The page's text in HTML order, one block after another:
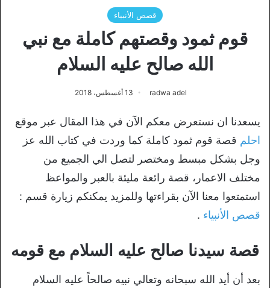
قصص الأنبياء
قوم ثمود وقصتهم كاملة مع نبي
الله صالح عليه السلام
radwa adel 13 أغسطس، 2018
يسعدنا ان نستعرض معكم الآن في هذا المقال عبر موقع
احلم قصة قوم ثمود كاملة كما وردت في كتاب الله عز
وجل بشكل مبسط ومختصر لتصل الي الجميع من
مختلف الاعمار، قصة رائعة مليئة بالعبر والمواعظ
استمتعوا معنا الآن بقراءتها وللمزيد يمكنكم زيارة قسم :
قصص الأنبياء .
قصة سيدنا صالح عليه السلام مع قومه
بعد أن أيد الله سبحانه وتعالي نبيه صالحاً عليه السلام